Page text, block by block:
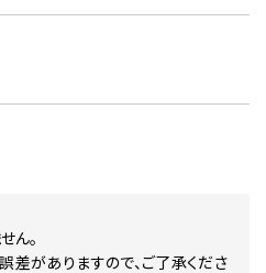
ん。
がありますので、ご了承くださ